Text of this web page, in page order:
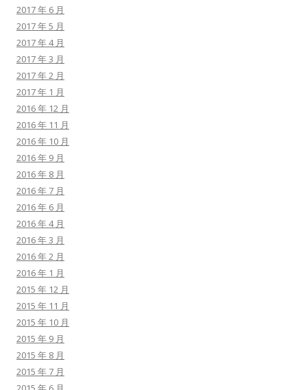
2017 年 6 月
2017 年 5 月
2017 年 4 月
2017 年 3 月
2017 年 2 月
2017 年 1 月
2016 年 12 月
2016 年 11 月
2016 年 10 月
2016 年 9 月
2016 年 8 月
2016 年 7 月
2016 年 6 月
2016 年 4 月
2016 年 3 月
2016 年 2 月
2016 年 1 月
2015 年 12 月
2015 年 11 月
2015 年 10 月
2015 年 9 月
2015 年 8 月
2015 年 7 月